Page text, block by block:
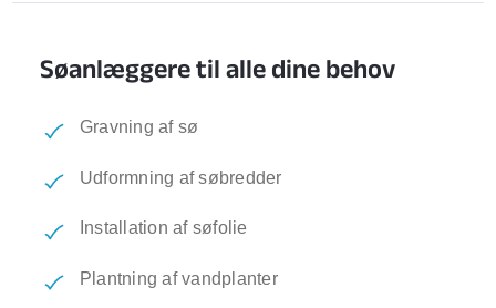
Søanlæggere til alle dine behov
Gravning af sø
Udformning af søbredder
Installation af søfolie
Plantning af vandplanter